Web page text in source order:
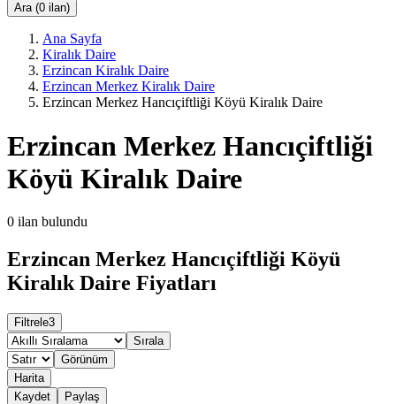
Ara (0 ilan)
Ana Sayfa
Kiralık Daire
Erzincan Kiralık Daire
Erzincan Merkez Kiralık Daire
Erzincan Merkez Hancıçiftliği Köyü Kiralık Daire
Erzincan Merkez Hancıçiftliği
Köyü Kiralık Daire
0 ilan bulundu
Erzincan Merkez Hancıçiftliği Köyü
Kiralık Daire Fiyatları
Filtrele3
Sırala
Görünüm
Harita
Kaydet
Paylaş